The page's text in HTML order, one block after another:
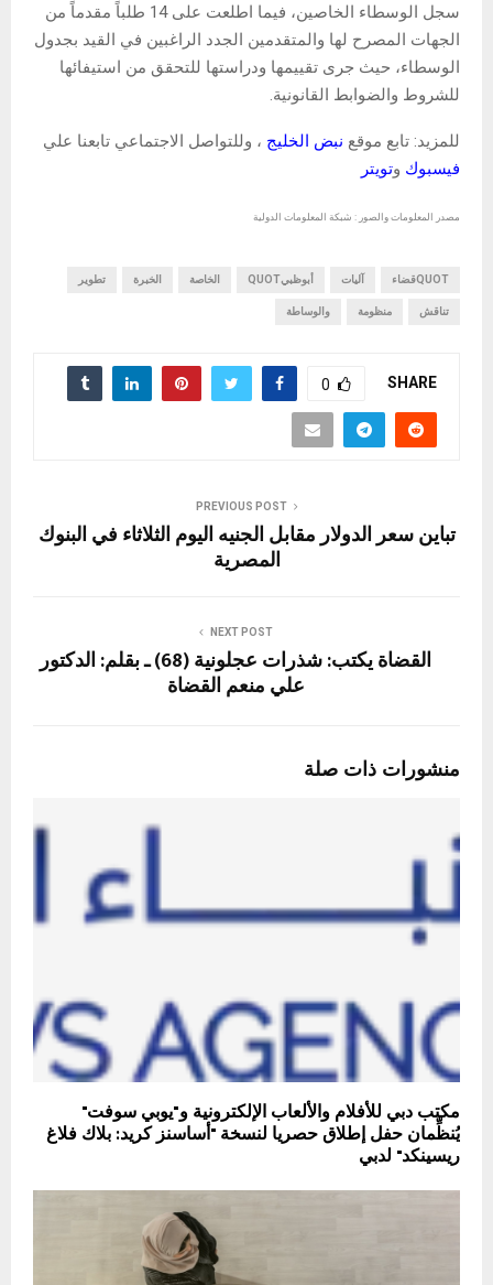
سجل الوسطاء الخاصين، فيما اطلعت على 14 طلباً مقدماً من
الجهات المصرح لها والمتقدمين الجدد الراغبين في القيد بجدول
الوسطاء، حيث جرى تقييمها ودراستها للتحقق من استيفائها
للشروط والضوابط القانونية.
للمزيد: تابع موقع نبض الخليج ، وللتواصل الاجتماعي تابعنا علي
فيسبوك وتويتر
مصدر المعلومات والصور : شبكة المعلومات الدولية
QUOTقضاء آليات أبوظبيQUOT الخاصة الخبرة تطوير
تناقش منظومة والوساطة
SHARE
0
PREVIOUS POST
تباين سعر الدولار مقابل الجنيه اليوم الثلاثاء في البنوك
المصرية
NEXT POST
القضاة يكتب: شذرات عجلونية (68) ـ بقلم: الدكتور
علي منعم القضاة
منشورات ذات صلة
مكتب دبي للأفلام والألعاب الإلكترونية و"يوبي سوفت"
يُنظِّمان حفل إطلاق حصريا لنسخة "أساسنز كريد: بلاك فلاغ
ريسينكد" لدبي